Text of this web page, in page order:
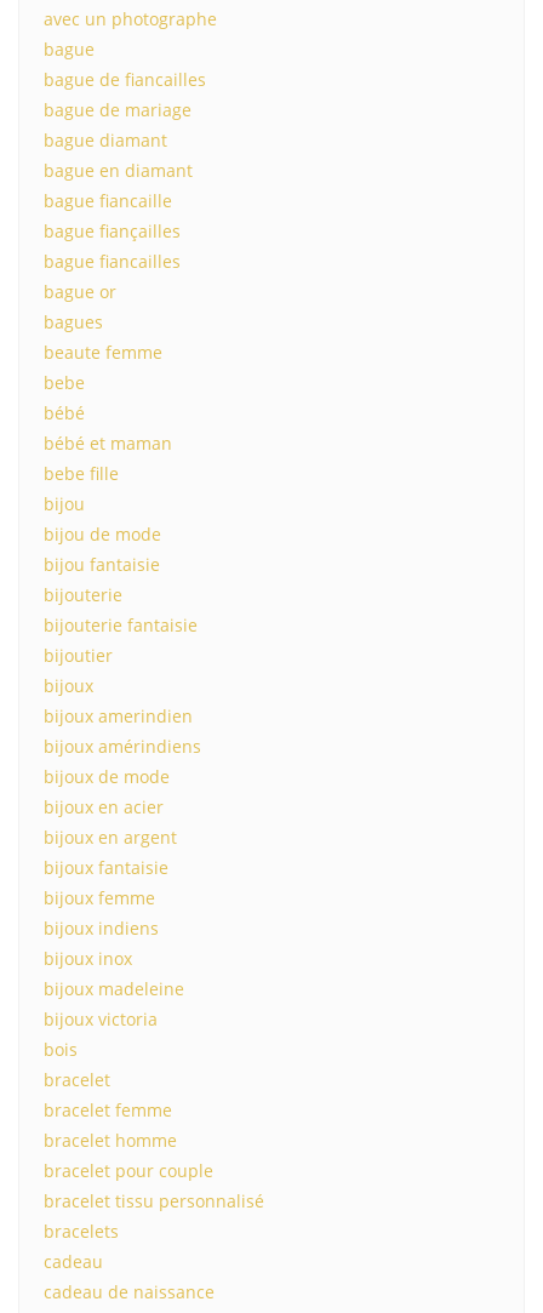
avec un photographe
bague
bague de fiancailles
bague de mariage
bague diamant
bague en diamant
bague fiancaille
bague fiançailles
bague fiancailles
bague or
bagues
beaute femme
bebe
bébé
bébé et maman
bebe fille
bijou
bijou de mode
bijou fantaisie
bijouterie
bijouterie fantaisie
bijoutier
bijoux
bijoux amerindien
bijoux amérindiens
bijoux de mode
bijoux en acier
bijoux en argent
bijoux fantaisie
bijoux femme
bijoux indiens
bijoux inox
bijoux madeleine
bijoux victoria
bois
bracelet
bracelet femme
bracelet homme
bracelet pour couple
bracelet tissu personnalisé
bracelets
cadeau
cadeau de naissance